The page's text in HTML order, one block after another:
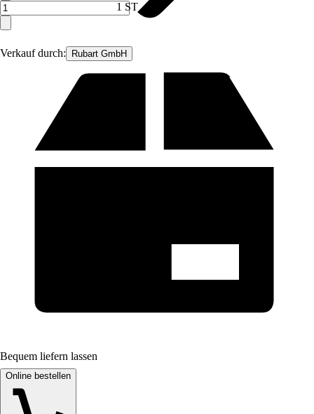
Verkauf durch: Rubart GmbH
1 ST
Bequem liefern lassen
Online bestellen